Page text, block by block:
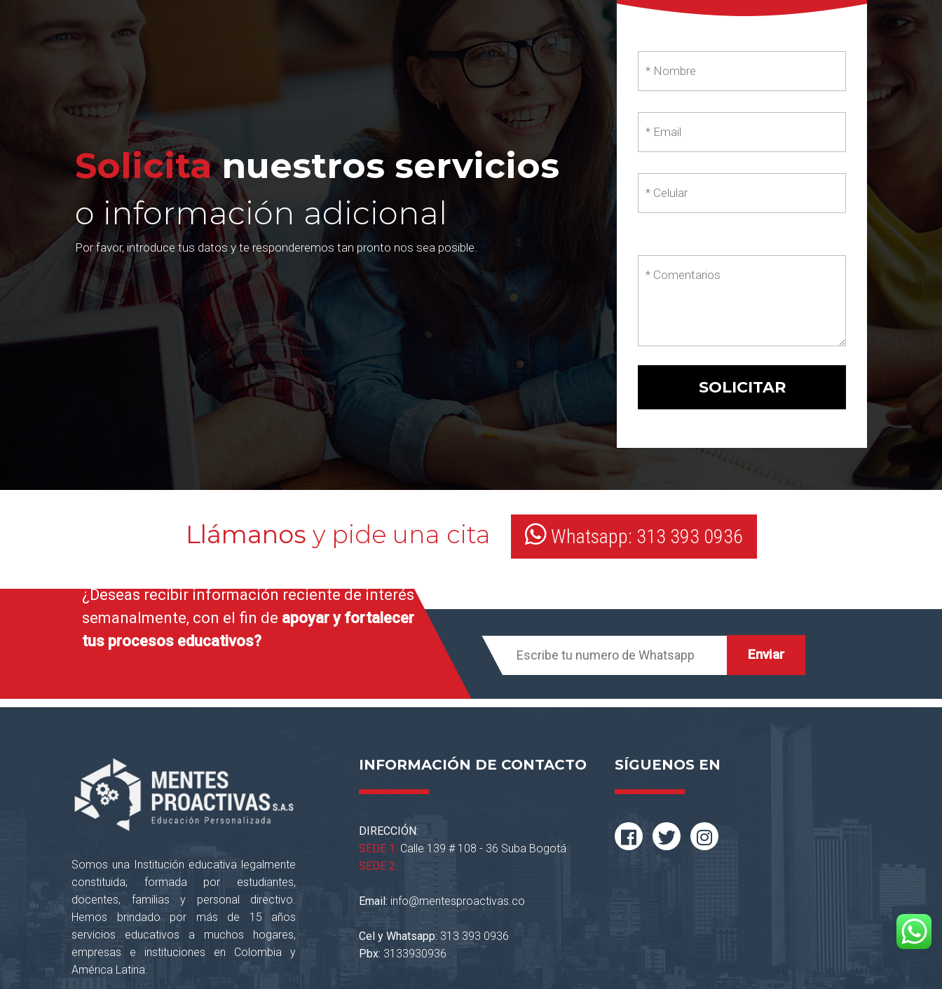
Solicitanuestros servicios
o información adicional
Por favor, introduce tus datos y te responderemos tan pronto nos sea posible.
Llámanos y pide una cita Whatsapp: 313 393 0936
¿Deseas recibir información reciente de interés
semanalmente, con el fin de apoyar y fortalecer
tus procesos educativos?
Somos una Institución educativa legalmente
constituida; formada por estudiantes,
docentes, familias y personal directivo.
Hemos brindado por más de 15 años
servicios educativos a muchos hogares,
empresas e instituciones en Colombia y
América Latina.
INFORMACIÓN DE CONTACTO
DIRECCIÓN:
SEDE 1: Calle 139 # 108 - 36 Suba Bogotá
SEDE 2:
Email: info@mentesproactivas.co
Cel y Whatsapp: 313 393 0936
Pbx: 3133930936
SÍGUENOS EN